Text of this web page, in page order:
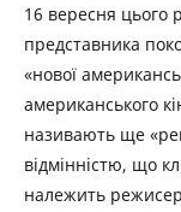
16 вересня цього
представника
«нової
американського
називають ще
відмінністю, що
належить